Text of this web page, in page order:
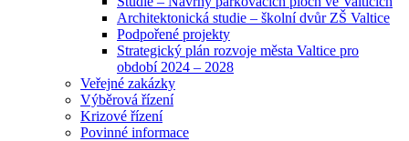
Architektonická studie – školní dvůr ZŠ Valtice
Podpořené projekty
Strategický plán rozvoje města Valtice pro
období 2024 – 2028
Veřejné zakázky
Výběrová řízení
Krizové řízení
Povinné informace